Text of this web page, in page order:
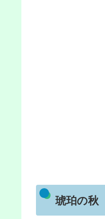
琥珀の秋